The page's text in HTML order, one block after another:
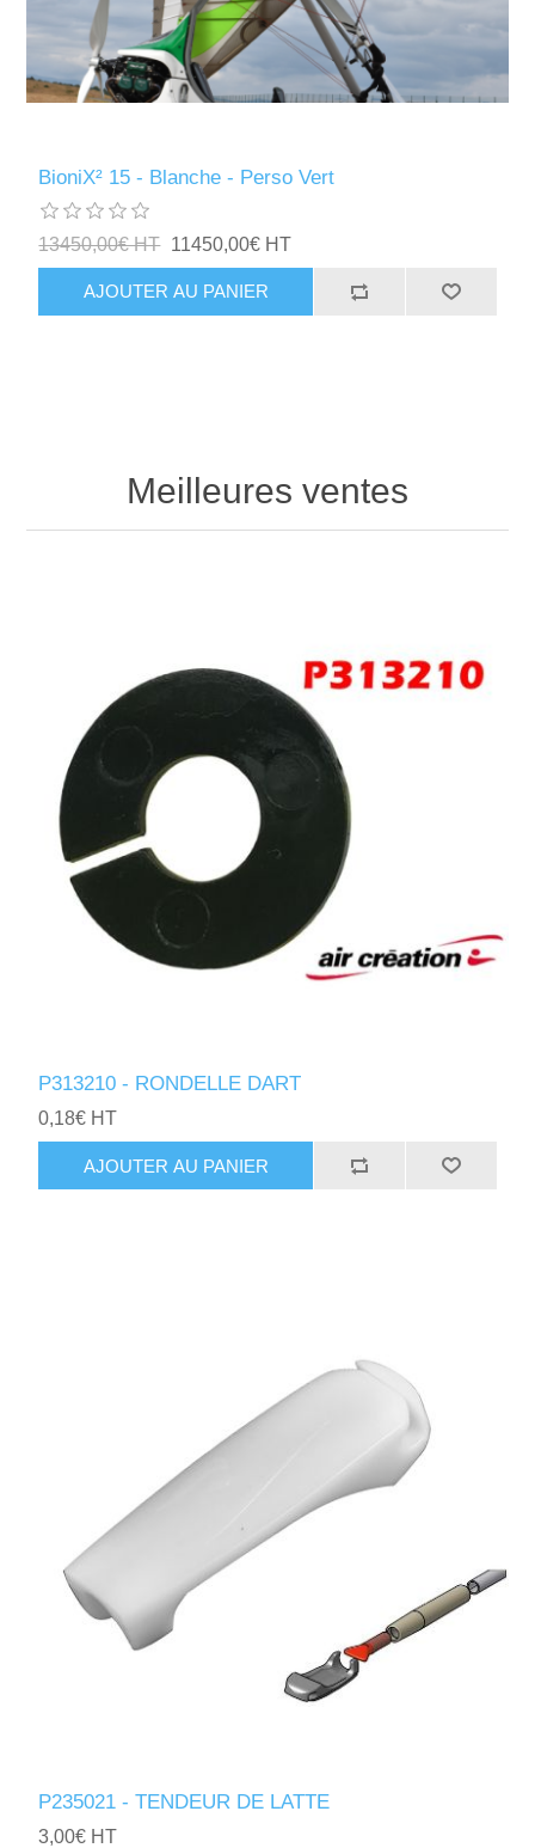
BioniX² 15 - Blanche - Perso Vert
13450,00€ HT 11450,00€ HT
AJOUTER AU PANIER
Meilleures ventes
P313210 - RONDELLE DART
0,18€ HT
AJOUTER AU PANIER
P235021 - TENDEUR DE LATTE
3,00€ HT